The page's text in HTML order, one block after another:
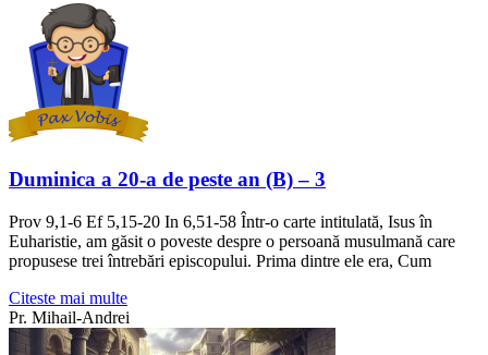
Duminica a 20-a de peste an (B) – 3
Prov 9,1-6 Ef 5,15-20 In 6,51-58 Într-o carte intitulată, Isus în
Euharistie, am găsit o poveste despre o persoană musulmană care
propusese trei întrebări episcopului. Prima dintre ele era, Cum
Citeste mai multe
Pr. Mihail-Andrei